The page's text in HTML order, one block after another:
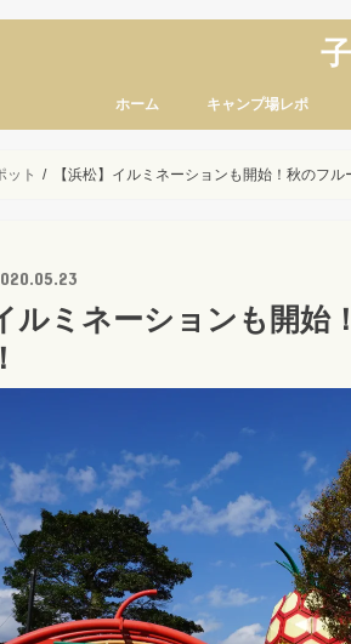
ホーム キャンプ場レポ
ット 【浜松】イルミネーションも開始！秋のフル
ルミネーションも開始